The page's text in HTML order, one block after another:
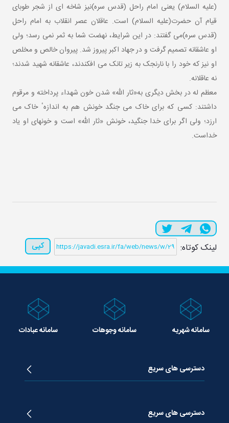
(علیه‏ السلام) یعنی امام راحل (قدس سره)نیز شاخه ‏ای از شجر طوبای
قیام آن حضرت(علیه ‏السلام) است. عاقلان عصر انقلاب به امام راحل
(قدس سره)می‏ گفتند: در این شرایط، نهضت شما به ثمر نمی‏ رسد؛ ولی
او عاشقانه تصمیم گرفت و در جهاد اکبر پیروز شد. پیروان خالص و مخلص
او نیز که خود را با نارنجک به زیر تانک می‏ افکندند، عاشقانه شهید شدند؛
نه عاقلانه.
معظم له در بخش دیگری به«ثار الله» شدن خون شهداء پرداخته و مرقوم
داشتند: کسی که برای خاک می‏ جنگد خونش هم به اندازهٴ خاک می‏
ارزد؛ ولی اگر برای خدا جنگید، خونش «ثار الله» است و خونهای او یاد
خداست.
لینک کوتاه: کپی
سامانه شهریه سامانه وجوهات سامانه عبادات
دسترسی های سریع
دسترسی های سریع